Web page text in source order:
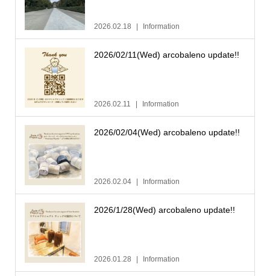
2026.02.18 Information
2026/02/11(Wed) arcobaleno update!!
2026.02.11 Information
2026/02/04(Wed) arcobaleno update!!
2026.02.04 Information
2026/1/28(Wed) arcobaleno update!!
2026.01.28 Information